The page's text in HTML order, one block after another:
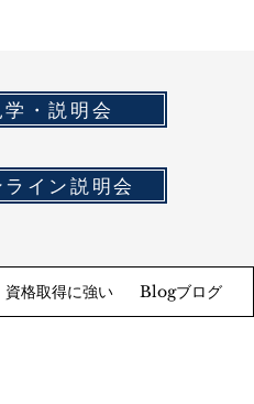
学・説明会
ライン説明会
資格取得に強い Blogブログ